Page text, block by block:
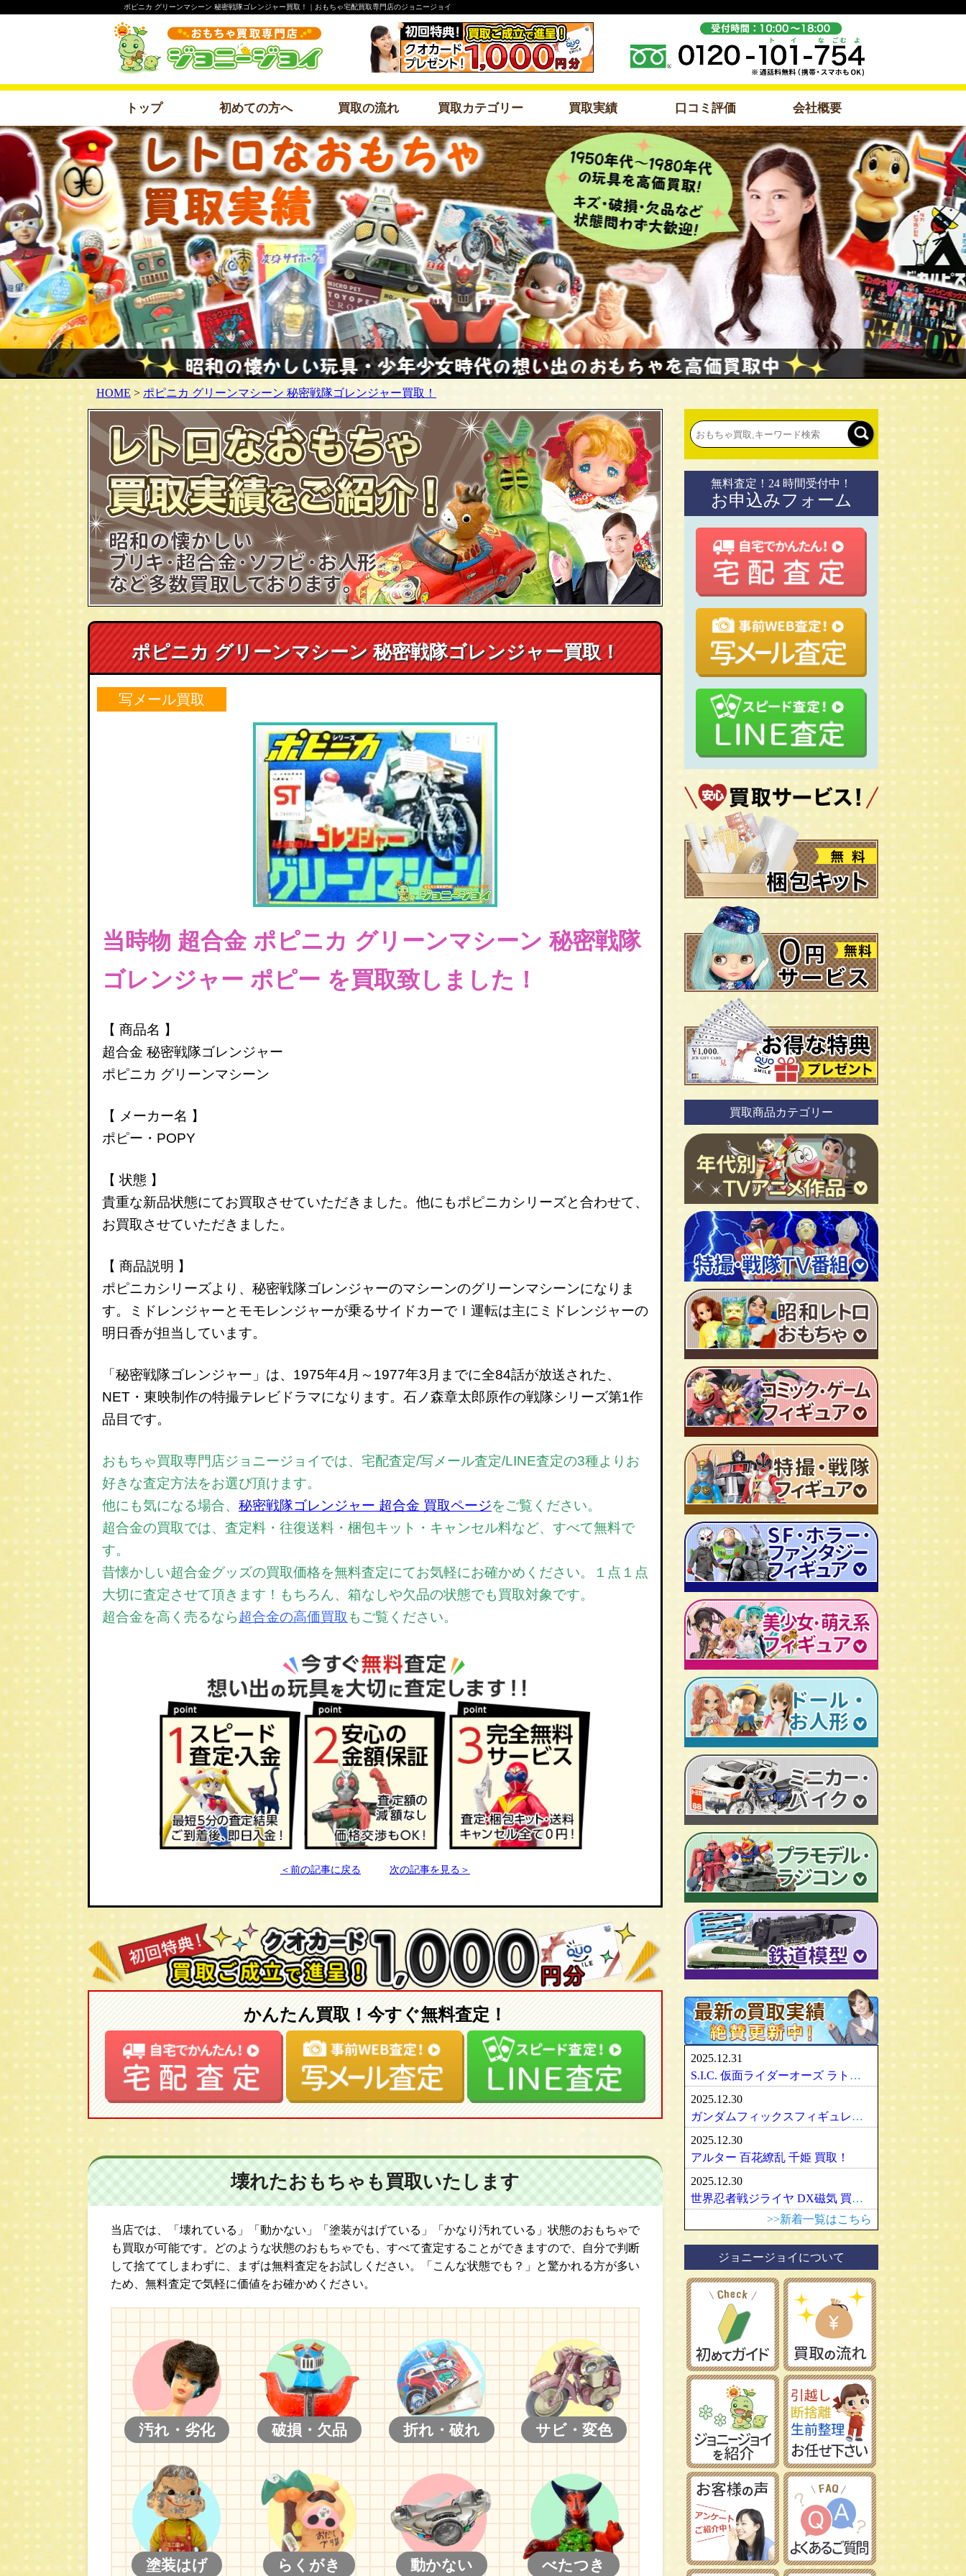
ポピニカ グリーンマシーン 秘密戦隊ゴレンジャー買取！｜おもちゃ宅配買取専門店のジョニージョイ
トップ 初めての方へ 買取の流れ 買取カテゴリー 買取実績 口コミ評価 会社概要
HOME > ポピニカ グリーンマシーン 秘密戦隊ゴレンジャー買取！
ポピニカ グリーンマシーン 秘密戦隊ゴレンジャー買取！
写メール買取
当時物 超合金 ポピニカ グリーンマシーン 秘密戦隊
ゴレンジャー ポピー を買取致しました！
【 商品名 】
超合金 秘密戦隊ゴレンジャー
ポピニカ グリーンマシーン
【 メーカー名 】
ポピー・POPY
【 状態 】
貴重な新品状態にてお買取させていただきました。他にもポピニカシリーズと合わせて、
お買取させていただきました。
【 商品説明 】
ポピニカシリーズより、秘密戦隊ゴレンジャーのマシーンのグリーンマシーンになりま
す。ミドレンジャーとモモレンジャーが乗るサイドカーでｌ運転は主にミドレンジャーの
明日香が担当しています。
「秘密戦隊ゴレンジャー」は、1975年4月～1977年3月までに全84話が放送された、
NET・東映制作の特撮テレビドラマになります。石ノ森章太郎原作の戦隊シリーズ第1作
品目です。
おもちゃ買取専門店ジョニージョイでは、宅配査定/写メール査定/LINE査定の3種よりお
好きな査定方法をお選び頂けます。
他にも気になる場合、 秘密戦隊ゴレンジャー 超合金 買取ページをご覧ください。
超合金の買取では、 査定料・往復送料・梱包キット・キャンセル料など、すべて無料で
す。
昔懐かしい超合金グッズの買取価格を無料査定にてお気軽にお確かめください。
１点１点
大切に査定させて頂きます！もちろん、箱なしや欠品の状態でも買取対象です。
超合金を高く売るなら超合金の高価買取 もご覧ください。
＜前の記事に戻る 次の記事を見る＞
かんたん買取！今すぐ無料査定！
壊れたおもちゃも買取いたします
当店では、「壊れている」「動かない」「塗装がはげている」「かなり汚れている」状態のおもちゃで
も買取が可能です。どのような状態のおもちゃでも、すべて査定することができますので、自分で判断
して捨ててしまわずに、まずは無料査定をお試しください。「こんな状態でも？」と驚かれる方が多い
ため、無料査定で気軽に価値をお確かめください。
汚れ・劣化 破損・欠品 折れ・破れ サビ・変色
塗装はげ らくがき 動かない べたつき
無料査定！24 時間受付中！
お申込みフォーム
買取商品カテゴリー
ＴＶアニメ作品 1960年代
ＴＶアニメ作品 1970年代
ＴＶアニメ作品 1980年代
特撮・戦隊 TV番組 1960年代
超合金・DX超合金
ソフビ
広告ノベルティグッズ
ジャンボマシンダー
キャラクター消しゴム
ビックリマンシール
ダイアクロン
変身サイボーグ
昭和レトロなミニカー
ミクロマン
レトロプラモデル
旧トランスフォーマー
ビンテージ セルロイド人形
仮面ライダーカード
マルサン/MARUSAN
ブルマァク/BULLMARK
ポピー/POPY
旧タカラ/TAKARA
旧バンダイ/BANDAI
タカトクトイス/T.T
中嶋製作所
ヨネザワ/米澤玩具
ワンピース/ONE PIECE
聖闘士聖矢
キン肉マン
ドラゴンボール
北斗の拳
ルパン三世
鉄人28号
新世紀エヴァンゲリオン
AKIRA/アキラ
ドラゴンクエスト
ファイナルファンタジー/FF
P.O.P
RAH
CCP キン肉マン
超像可動
聖闘士聖衣神話
Figuarts/フィギュアーツ
ワールドコレクタブル
プレイモービル
仮面ライダー
ゴジラ
人造人間キカイダー
牙狼-GARO
機動戦士ガンダム
マジンガーＺ
ゲッターロボ
トランスフォーマー
マクロス
メタルヒーローシリーズ
スーパー戦隊
超合金魂
ROBOT魂
RAH
マスターピース
M1号
S.H.モンスターアーツ
ULTRA-ACT
SDX
スターウォーズ
プレデター/PREDATOR
エイリアン/ALIEN
ターミネーター
ロボコップ
バットマン
グレムリン
バイオハザード
ディズニー
リビングデッドドールズ/LDD
ホットトイズ/HOT TOYS
サイドショウ/SIDE SHOW
パリセイズ/PALISADES
メズコ/MEZCO
プレイアーツ/PLAY ARTS
RAH
VCD
セーラームーン
魔法少女まどか☆マギカ
フェイト/Fate
武装神姫
魔法少女リリカルなのは
艦隊これくしょん -艦これ-
けいおん！
すーぱーそに子
一騎当千
東方Project
涼宮ハルヒの憂鬱
化物語・偽物語
百花繚乱
アルター/ALTER
グッドスマイルカンパニー
壽屋/コトブキヤ
グリフォンエンタープライズ
フリーイング/FREEing
やまと/YAMATO
ダイキ工業/DAIKI
ブライス/Blythe
スーパードルフィー/ドルフィードリーム
アゾンドール/AZONE
モモコ/momoko
ハイブリッドアクティブ/HAF
えっくす☆きゅーと
ピュアニーモ
リカちゃん
バービー
シルバニアファミリー
マドレーヌちゃん
ベアブリック・BE＠RBRICK
メディコムトイ
セキグチ
ペットワークス/PetWORKs
やまと/YAMATO
ママチャップトイ
オビツドール/OBITSU
トミカ/TOMICA
エブロ/EBBRO
ミニチャンプス
hpiレーシング
ノレブ/NOREV
ダイヤペット/Diapet
アオシマ / DISM
ブラーゴ/Bburago
ヘルパ/herpa
大盛屋 ミクロペット
イクソ/IXO
ﾋﾞｰﾋﾞｰｱｰﾙ/BBR
アメリカ車
イタリア車
フランス車
ガンダム/GUNDAM
アーマード・コア
スーパーロボット大戦
魔神英雄伝ワタル
車・バイク
戦車・軍用機・軍艦
旅客機/飛行機
船・ボート
建築物
デコトラ
ミニ四駆
タミヤ/田宮模型
ハセガワ/長谷川製作所
フジミ模型/FUJIMI
アオシマ/青島文化教材社
イマイ/IMAI /今井科学
コトブキヤ/壽屋
イタレリ/ITALERI
レベル/Revell
カトー/KATO
トミックス/TOMIX
ﾏｲｸﾛｴｰｽ/MICRO ACE
ｸﾞﾘｰﾝﾏｯｸｽ/GREENMAX
ワールド工芸
Bトレインショーティー
モデモ/MODEMO
エンドウ/TER
ピノチオ模型
鉄道模型社
レーマン/LGB
Ｎゲージ
ＨＯゲージ
Ｚゲージ
車両パーツ
ストラクチャー
Ｇゲージ
Ｏゲージ
2025.12.31
S.I.C. 仮面ライダーオーズ ラトラーターコンボ買取
2025.12.30
ガンダムフィックスフィギュレーション GFF おまとめ買取！
2025.12.30
アルター 百花繚乱 千姫 買取！
2025.12.30
世界忍者戦ジライヤ DX磁気 買取！
>>新着一覧はこちら
ジョニージョイについて